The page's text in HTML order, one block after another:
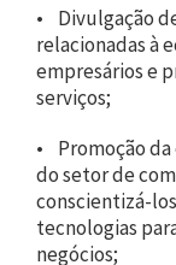
• Divulgação
relacionadas à
empresários e
serviços;
• Promoção
do setor de
conscientizá-
tecnologias
negócios;